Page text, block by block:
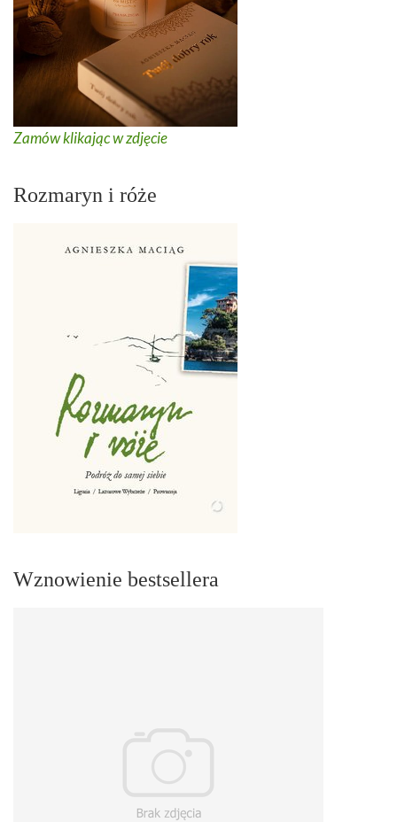
Zamów klikając w zdjęcie
Rozmaryn i róże
Wznowienie bestsellera